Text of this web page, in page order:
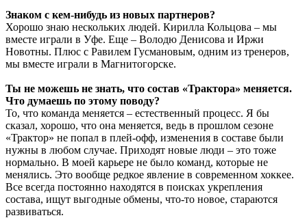
Знаком с кем-нибудь из новых партнеров?
Хорошо знаю нескольких людей. Кирилла Кольцова – мы
вместе играли в Уфе. Еще – Володю Денисова и Иржи
Новотны. Плюс с Равилем Гусмановым, одним из тренеров,
мы вместе играли в Магнитогорске.
Ты не можешь не знать, что состав «Трактора» меняется.
Что думаешь по этому поводу?
То, что команда меняется – естественный процесс. Я бы
сказал, хорошо, что она меняется, ведь в прошлом сезоне
«Трактор» не попал в плей-офф, изменения в составе были
нужны в любом случае. Приходят новые люди – это тоже
нормально. В моей карьере не было команд, которые не
менялись. Это вообще редкое явление в современном хоккее.
Все всегда постоянно находятся в поисках укрепления
состава, ищут выгодные обмены, что-то новое, стараются
развиваться.